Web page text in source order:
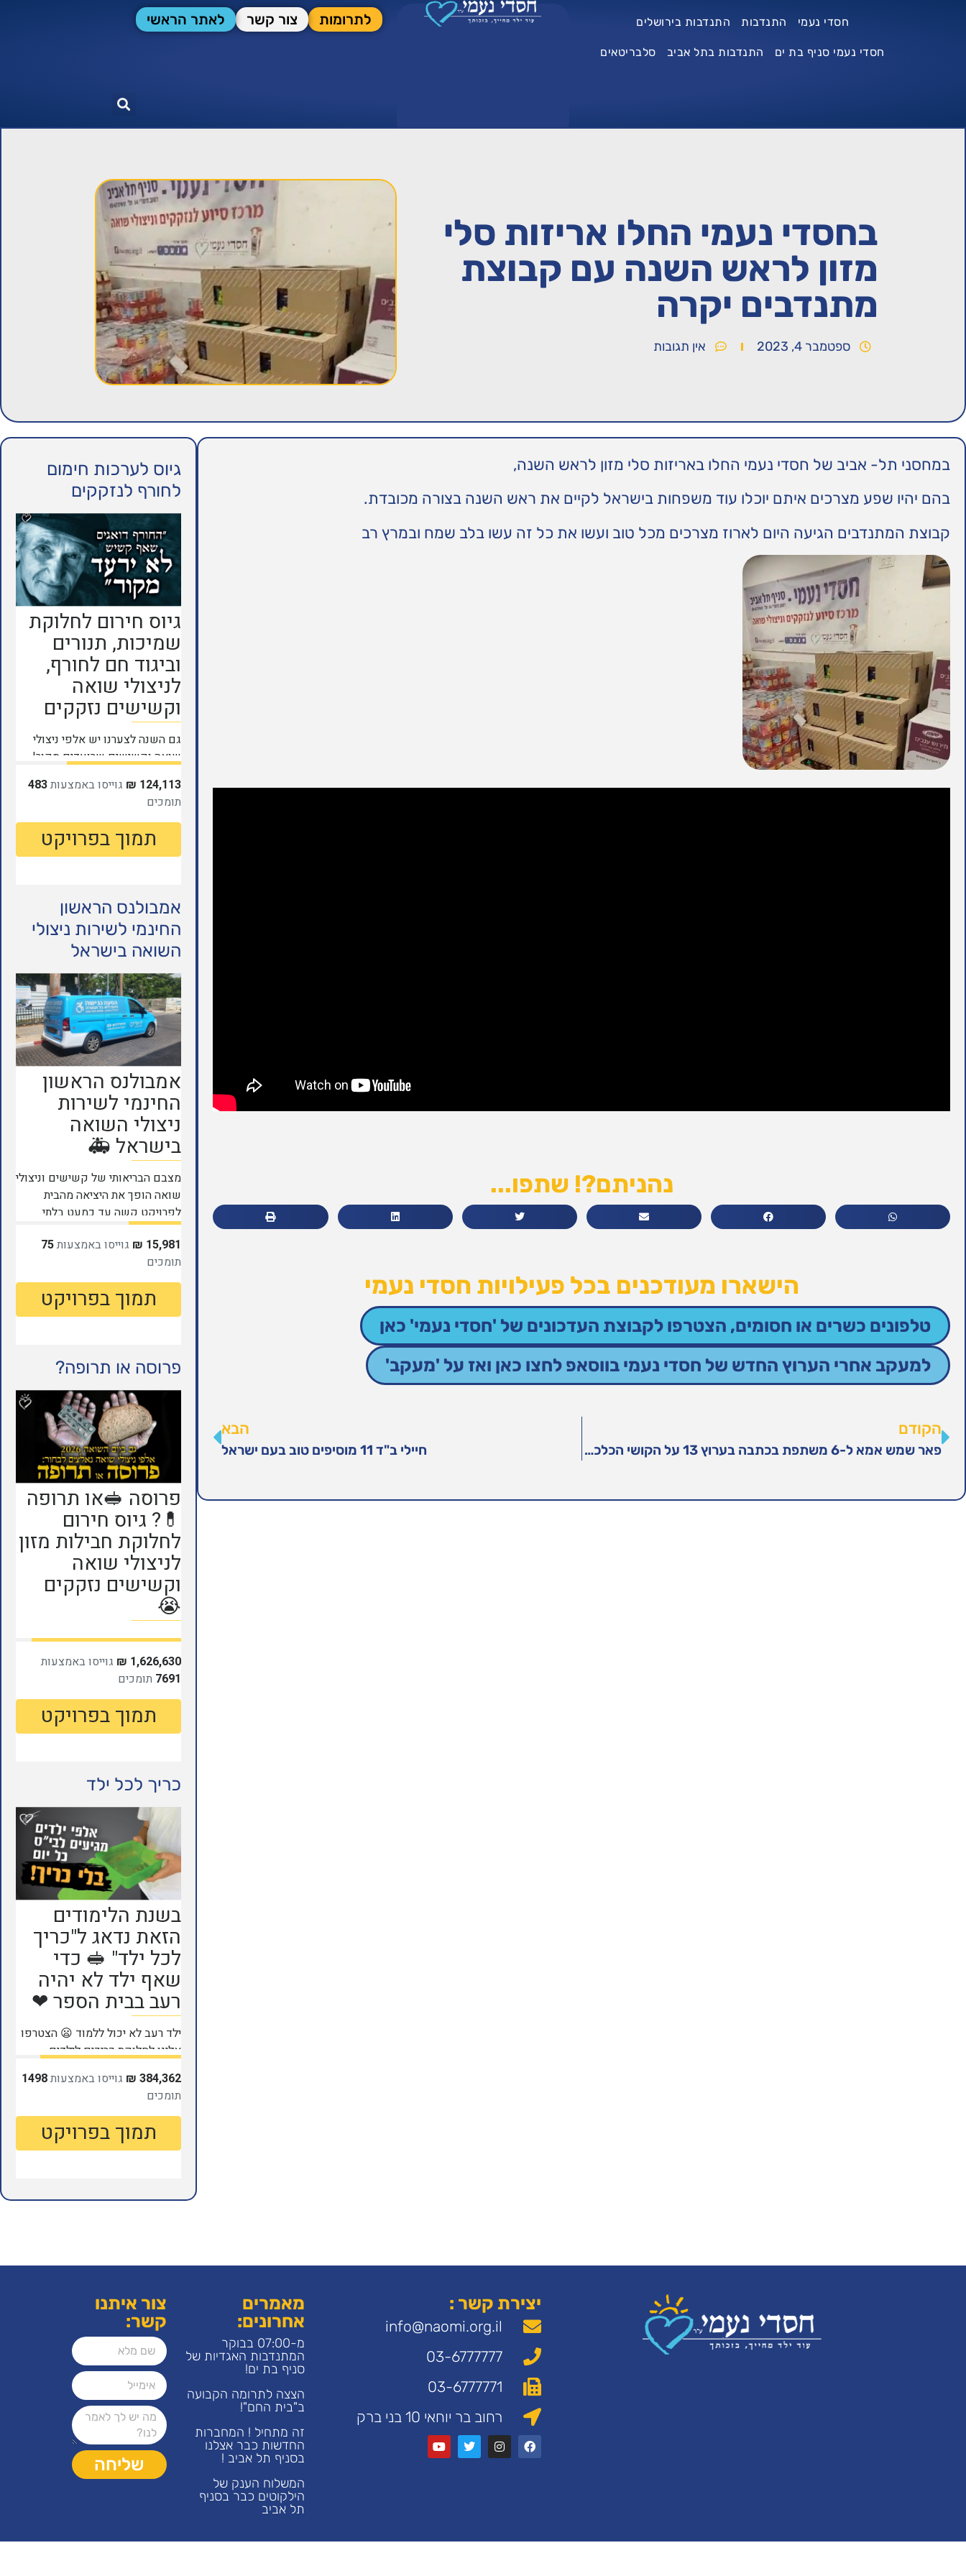
חסדי נעמי התנדבות התנדבות בירושלים
חסדי נעמי סניף בת ים התנדבות בתל אביב סלבריטאים
לתרומות צור קשר לאתר הראשי
בחסדי נעמי החלו אריזות סלי
מזון לראש השנה עם קבוצת
מתנדבים יקרה
ספטמבר 4, 2023 אין תגובות
במחסני תל- אביב של חסדי נעמי החלו באריזות סלי מזון לראש השנה,
בהם יהיו שפע מצרכים איתם יוכלו עוד משפחות בישראל לקיים את ראש השנה בצורה מכובדת.
קבוצת המתנדבים הגיעה היום לארוז מצרכים מכל טוב ועשו את כל זה עשו בלב שמח ובמרץ רב
נהניתם?! שתפו...
הישארו מעודכנים בכל פעילויות חסדי נעמי
טלפונים כשרים או חסומים, הצטרפו לקבוצת העדכונים של 'חסדי נעמי' כאן
למעקב אחרי הערוץ החדש של חסדי נעמי בווסאפ לחצו כאן ואז על 'מעקב'
הקודם
פאר שמש אמא ל-6 משתפת בכתבה בערוץ 13 על הקושי הכלכלי והסיוע מחסדי נעמי
הבא
חיילי ב"ד 11 מוסיפים טוב בעם ישראל
גיוס לערכות חימום
לחורף לנזקקים
אמבולנס הראשון
החינמי לשירות ניצולי
השואה בישראל
פרוסה או תרופה?
כריך לכל ילד
יצירת קשר :
info@naomi.org.il
03-6777777
03-6777771
רחוב בר יוחאי 10 בני ברק
מאמרים
אחרונים:
מ-07:00 בבוקר
המתנדבות האגדיות של
סניף בת ים!
הצצה לתרומה הקבועה
ב"בית החם"!
זה מתחיל ! המחברות
החדשות כבר אצלנו
בסניף תל אביב !
המשלוח הענק של
הילקוטים כבר בסניף
תל אביב
צור איתנו
קשר:
שליחה